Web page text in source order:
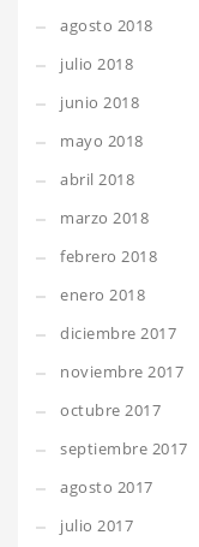
agosto 2018
julio 2018
junio 2018
mayo 2018
abril 2018
marzo 2018
febrero 2018
enero 2018
diciembre 2017
noviembre 2017
octubre 2017
septiembre 2017
agosto 2017
julio 2017